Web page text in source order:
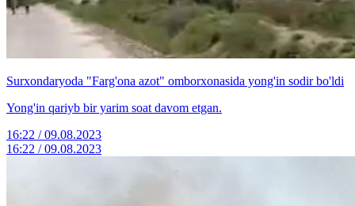
Surxondaryoda "Farg'ona azot" omborxonasida yong'in sodir bo'ldi
Yong'in qariyb bir yarim soat davom etgan.
16:22 / 09.08.2023
16:22 / 09.08.2023